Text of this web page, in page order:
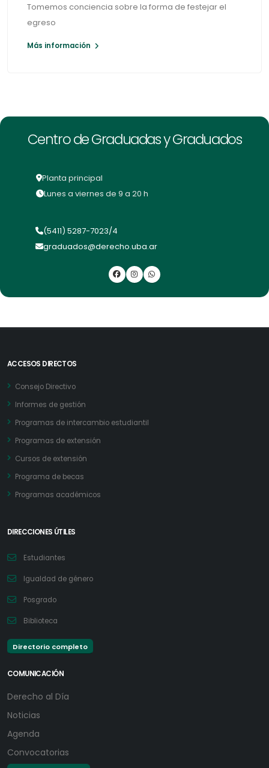
Tomemos conciencia sobre la forma de festejar el
egreso
Más información
Centro de Graduadas y Graduados
Planta principal
Lunes a viernes de 9 a 20 h
(5411) 5287-7023/4
graduados@derecho.uba.ar
ACCESOS DIRECTOS
Consejo Directivo
Informes de gestión
Programas de intercambio estudiantil
Programas de extensión
Cursos de extensión
Programa de becas
Programas académicos
DIRECCIONES ÚTILES
Estudiantes
Igualdad de género
Posgrado
Biblioteca
Directorio completo
COMUNICACIÓN
Derecho al Día
Noticias
Agenda
Convocatorias